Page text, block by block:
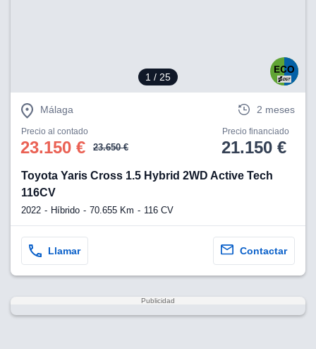
1 / 25
Málaga 2 meses
Precio al contado
23.150 € 23.650 €
Precio financiado
21.150 €
Toyota Yaris Cross 1.5 Hybrid 2WD Active Tech
116CV
2022 Híbrido 70.655 Km 116 CV
Llamar Contactar